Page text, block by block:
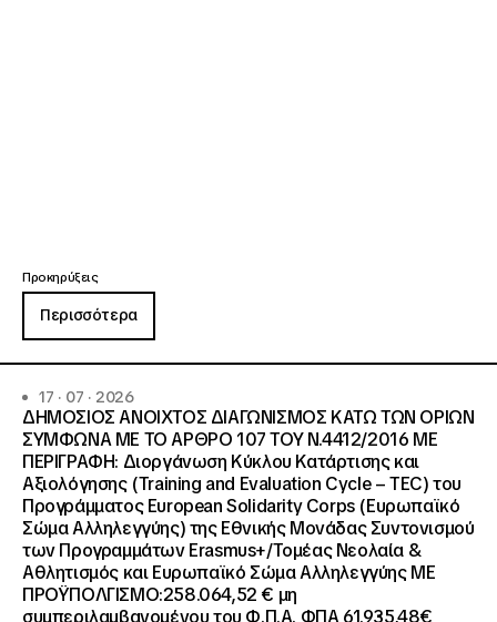
Προκηρύξεις
Περισσότερα
17 · 07 · 2026
ΔΗΜΟΣΙΟΣ ΑΝΟΙΧΤΟΣ ΔΙΑΓΩΝΙΣΜΟΣ ΚΑΤΩ ΤΩΝ ΟΡΙΩΝ
ΣΥΜΦΩΝΑ ΜΕ ΤΟ ΑΡΘΡΟ 107 ΤΟΥ Ν.4412/2016 ΜΕ
ΠΕΡΙΓΡΑΦΗ: Διοργάνωση Κύκλου Κατάρτισης και
Αξιολόγησης (Training and Evaluation Cycle – TEC) του
Προγράμματος European Solidarity Corps (Ευρωπαϊκό
Σώμα Αλληλεγγύης) της Εθνικής Μονάδας Συντονισμού
των Προγραμμάτων Erasmus+/Τομέας Νεολαία &
Αθλητισμός και Ευρωπαϊκό Σώμα Αλληλεγγύης ΜΕ
ΠΡΟΫΠΟΛΓΙΣΜΟ:258.064,52 € μη
συμπεριλαμβανομένου του Φ.Π.Α. ΦΠΑ 61.935,48€